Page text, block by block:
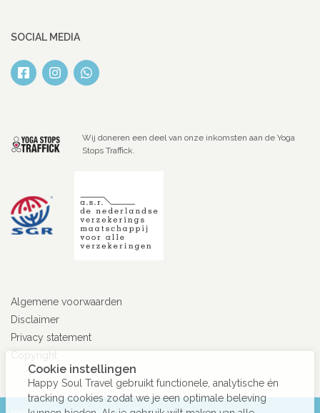
SOCIAL MEDIA
Wij doneren een deel van onze inkomsten aan de Yoga
Stops Traffick.
Algemene voorwaarden
Disclaimer
Privacy statement
Copyright
Cookie instellingen
Happy Soul Travel gebruikt functionele, analytische én
tracking cookies zodat we je een optimale beleving